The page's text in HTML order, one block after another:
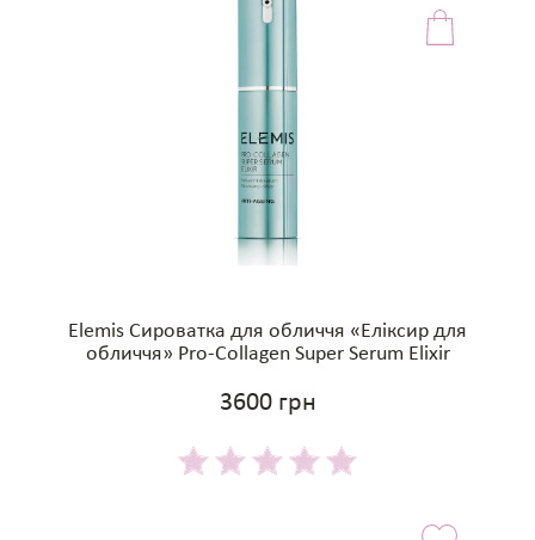
Elemis Сироватка для обличчя «Еліксир для
обличчя» Pro-Collagen Super Serum Elixir
3600 грн